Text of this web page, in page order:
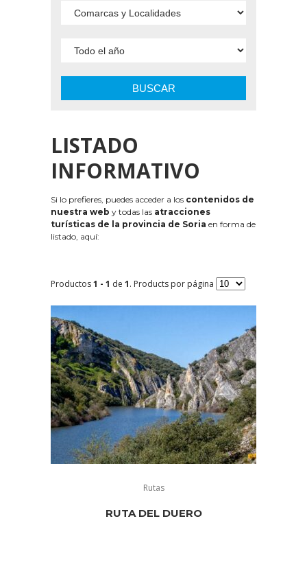
BUSCAR
LISTADO
INFORMATIVO
Si lo prefieres, puedes acceder a los contenidos de
nuestra web y todas las atracciones
turísticas de la provincia de Soria en forma de
listado, aquí:
Productos1 - 1 de 1. Products por página
Rutas
RUTA DEL DUERO